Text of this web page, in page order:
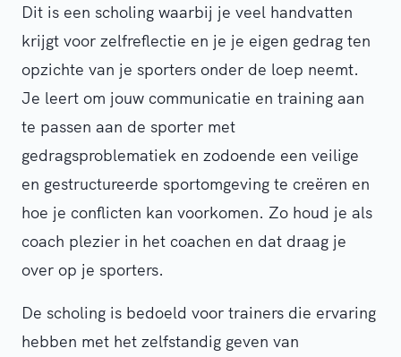
Dit is een scholing waarbij je veel handvatten
krijgt voor zelfreflectie en je je eigen gedrag ten
opzichte van je sporters onder de loep neemt.
Je leert om jouw communicatie en training aan
te passen aan de sporter met
gedragsproblematiek en zodoende een veilige
en gestructureerde sportomgeving te creëren en
hoe je conflicten kan voorkomen. Zo houd je als
coach plezier in het coachen en dat draag je
over op je sporters.
De scholing is bedoeld voor trainers die ervaring
hebben met het zelfstandig geven van